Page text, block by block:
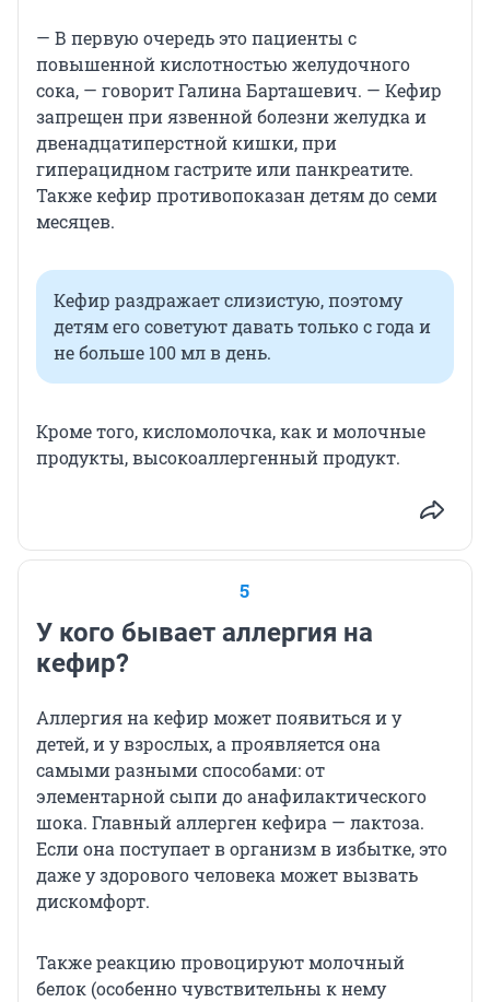
— В первую очередь это пациенты с
повышенной кислотностью желудочного
сока, — говорит Галина Барташевич. — Кефир
запрещен при язвенной болезни желудка и
двенадцатиперстной кишки, при
гиперацидном гастрите или панкреатите.
Также кефир противопоказан детям до семи
месяцев.
Кефир раздражает слизистую, поэтому
детям его советуют давать только с года и
не больше 100 мл в день.
Кроме того, кисломолочка, как и молочные
продукты, высокоаллергенный продукт.
5
У кого бывает аллергия на
кефир?
Аллергия на кефир может появиться и у
детей, и у взрослых, а проявляется она
самыми разными способами: от
элементарной сыпи до анафилактического
шока. Главный аллерген кефира — лактоза.
Если она поступает в организм в избытке, это
даже у здорового человека может вызвать
дискомфорт.
Также реакцию провоцируют молочный
белок (особенно чувствительны к нему